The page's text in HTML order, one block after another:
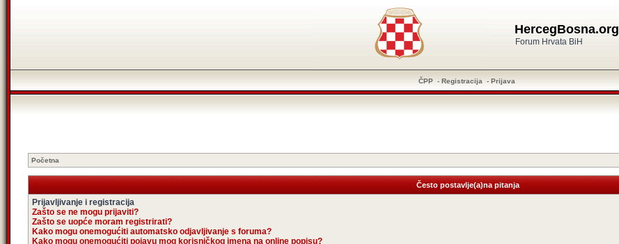
HercegBosna.org
Forum Hrvata BiH
ČPP - Registracija - Prijava
Početna
Često postavlje(a)na pitanja
Prijavljivanje i registracija
Zašto se ne mogu prijaviti?
Zašto se uopće moram registrirati?
Kako mogu onemogućiti automatsko odjavljivanje s foruma?
Kako mogu onemogućiti pojavu mog korisničkog imena na online popisu?